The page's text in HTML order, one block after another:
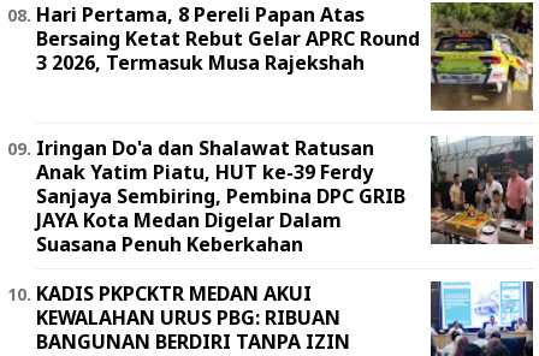
Hari Pertama, 8 Pereli Papan Atas
Bersaing Ketat Rebut Gelar APRC Round
3 2026, Termasuk Musa Rajekshah
Iringan Do'a dan Shalawat Ratusan
Anak Yatim Piatu, HUT ke-39 Ferdy
Sanjaya Sembiring, Pembina DPC GRIB
JAYA Kota Medan Digelar Dalam
Suasana Penuh Keberkahan
KADIS PKPCKTR MEDAN AKUI
KEWALAHAN URUS PBG: RIBUAN
BANGUNAN BERDIRI TANPA IZIN